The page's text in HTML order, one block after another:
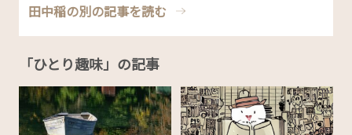
田中稲の別の記事を読む
「ひとり趣味」の記事